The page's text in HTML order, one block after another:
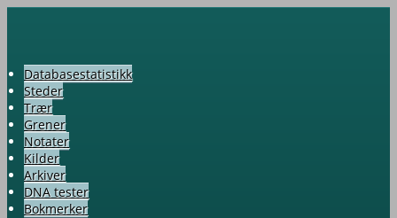
Databasestatistikk
Steder
Trær
Grener
Notater
Kilder
Arkiver
DNA tester
Bokmerker